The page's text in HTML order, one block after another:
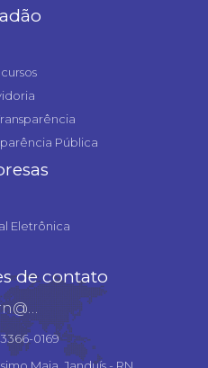
Pública
Eletrônica
de contato
0169